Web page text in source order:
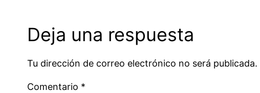
Deja una respuesta
Tu dirección de correo electrónico no será publicada.
Comentario *